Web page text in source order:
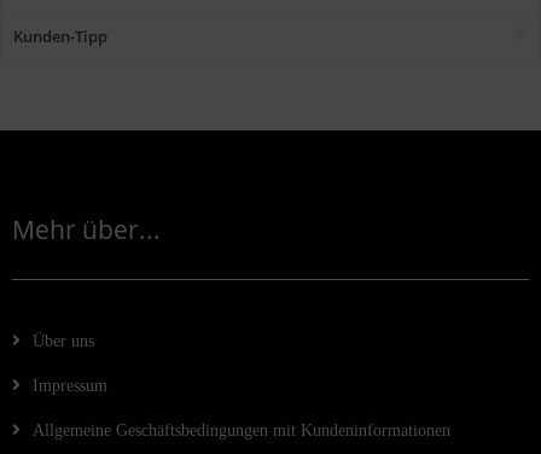
Kunden-Tipp
Mehr über...
Über uns
Impressum
Allgemeine Geschäftsbedingungen mit Kundeninformationen